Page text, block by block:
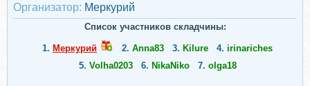
Организатор: Меркурий
Список участников складчины:
1. Меркурий 2. Anna83 3. Kilure 4. irinariches
5. Volha0203 6. NikaNiko 7. olga18